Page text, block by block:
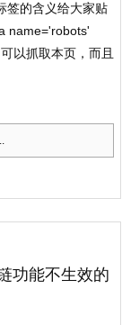
签的含义给大家贴
name='robots'
以抓取本页，而且
功能不生效的